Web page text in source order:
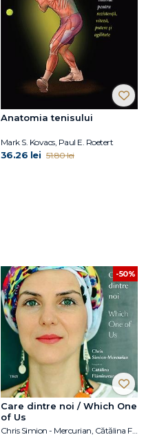
Anatomia tenisului
Mark S. Kovacs, Paul E. Roetert
36.26 lei 51.80 lei
-50%
Care dintre noi / Which One
of Us
Chris Simion - Mercurian, Cătălina Flămînzeanu